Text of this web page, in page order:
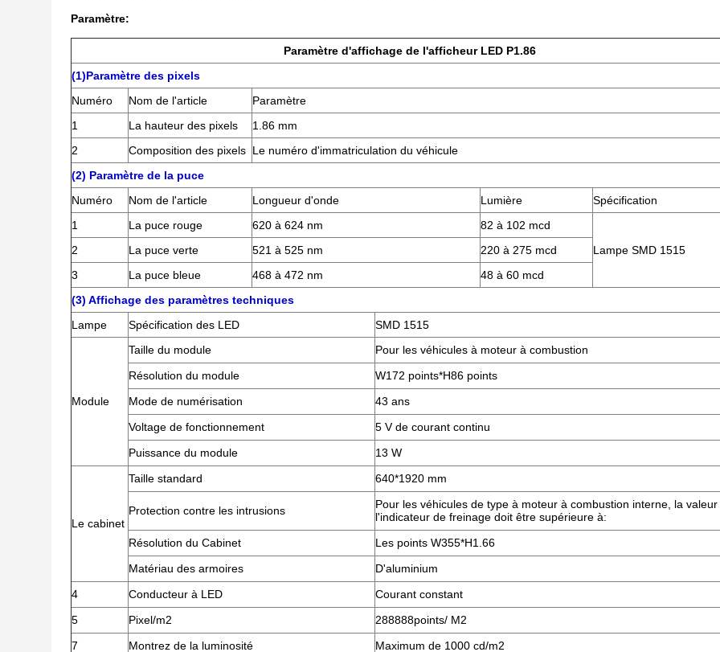
Paramètre:
Paramètre d'affichage de l'afficheur LED P1.86
(1)Paramètre des pixels
Numéro
Nom de l'article
Paramètre
1
La hauteur des pixels
1.86 mm
2
Composition des pixels Le numéro d'immatriculation du véhicule
(2) Paramètre de la puce
Numéro
Nom de l'article Longueur d'onde Lumière
Spécification
1
La puce rouge 620 à 624 nm
82 à 102 mcd
Lampe SMD 1515
2 La puce verte 521 à 525 nm
220 à 275 mcd
3
La puce bleue 468 à 472 nm
48 à 60 mcd
(3) Affichage des paramètres techniques
Lampe
Spécification des LED SMD 1515
Module
Taille du module
Pour les véhicules à moteur à combustion
Résolution du module
W172 points*H86 points
Mode de numérisation
43 ans
Voltage de fonctionnement
5 V de courant continu
Puissance du module
13 W
Le cabinet
Taille standard 640*1920 mm
Protection contre les intrusions
Pour les véhicules de type à moteur à combustion interne, la valeur
l'indicateur de freinage doit être supérieure à:
Résolution du Cabinet
Les points W355*H1.66
Matériau des armoires
D'aluminium
4
Conducteur à LED
Courant constant
5
Pixel/m2
288888points/ M2
7
Montrez de la luminosité
Maximum de 1000 cd/m2